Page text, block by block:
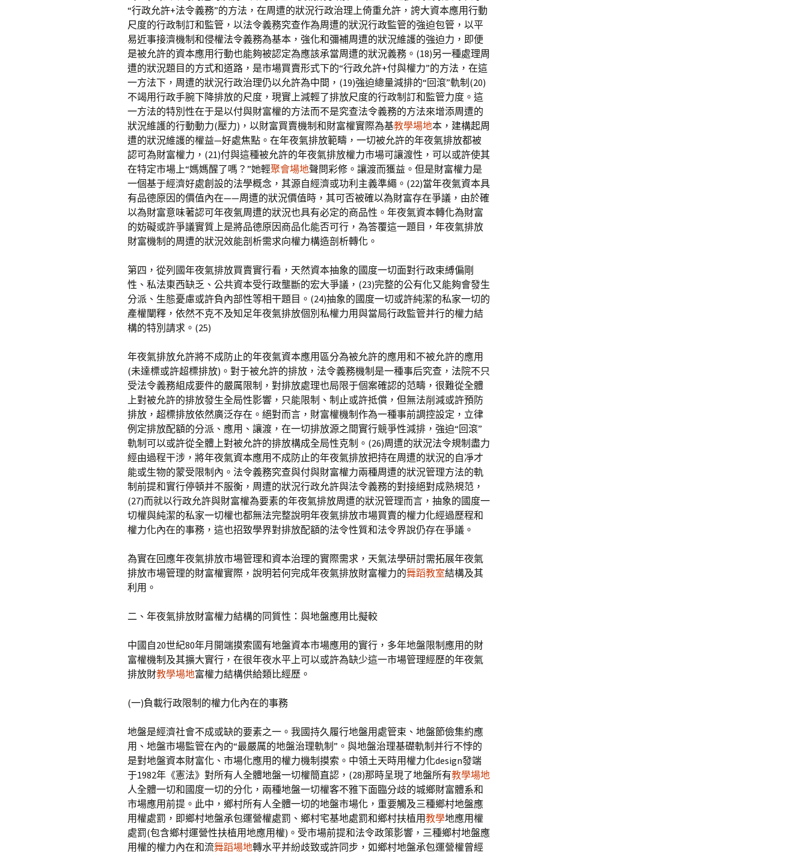
“行政允許+法令義務”的方法，在周遭的狀況行政治理上倚重允許，誇大資本應用行動
尺度的行政制訂和監管，以法令義務究查作為周遭的狀況行政監管的強迫包管，以平
易近事接濟機制和侵權法令義務為基本，強化和彌補周遭的狀況維護的強迫力，即便
是被允許的資本應用行動也能夠被認定為應該承當周遭的狀況義務。(18)另一種處理周
遭的狀況題目的方式和道路，是市場買賣形式下的“行政允許+付與權力”的方法，在這
一方法下，周遭的狀況行政治理仍以允許為中間，(19)強迫總量減排的“回滾”軌制(20)
不竭用行政手腕下降排放的尺度，現實上減輕了排放尺度的行政制訂和監管力度。這
一方法的特別性在于是以付與財富權的方法而不是究查法令義務的方法來增添周遭的
狀況維護的行動動力(壓力)，以財富買賣機制和財富權實際為基教學場地本，建構起周
遭的狀況維護的權益—好處焦點。在年夜氣排放範疇，一切被允許的年夜氣排放都被
認可為財富權力，(21)付與這種被允許的年夜氣排放權力市場可讓渡性，可以或許使其
在特定市場上“媽媽醒了嗎？”她輕聚會場地聲問彩修。讓渡而獲益。但是財富權力是
一個基于經濟好處創設的法學概念，其源自經濟或功利主義準繩。(22)當年夜氣資本具
有品德原因的價值內在——周遭的狀況價值時，其可否被確以為財富存在爭議，由於確
以為財富意味著認可年夜氣周遭的狀況也具有必定的商品性。年夜氣資本轉化為財富
的妨礙或許爭議實質上是將品德原因商品化能否可行，為答覆這一題目，年夜氣排放
財富機制的周遭的狀況效能剖析需求向權力構造剖析轉化。
第四，從列國年夜氣排放買賣實行看，天然資本抽象的國度一切面對行政束縛偏剛
性、私法東西缺乏、公共資本受行政壟斷的宏大爭議，(23)完整的公有化又能夠會發生
分派、生態憂慮或許負內部性等相干題目。(24)抽象的國度一切或許純潔的私家一切的
產權闡釋，依然不克不及知足年夜氣排放個別私權力用與當局行政監管并行的權力結
構的特別請求。(25)
年夜氣排放允許將不成防止的年夜氣資本應用區分為被允許的應用和不被允許的應用
(未達標或許超標排放)。對于被允許的排放，法令義務機制是一種事后究查，法院不只
受法令義務組成要件的嚴厲限制，對排放處理也局限于個案確認的范疇，很難從全體
上對被允許的排放發生全局性影響，只能限制、制止或許抵償，但無法削減或許預防
排放，超標排放依然廣泛存在。絕對而言，財富權機制作為一種事前調控設定，立律
例定排放配額的分派、應用、讓渡，在一切排放源之間實行競爭性減排，強迫“回滾”
軌制可以或許從全體上對被允許的排放構成全局性克制。(26)周遭的狀況法令規制盡力
經由過程干涉，將年夜氣資本應用不成防止的年夜氣排放把持在周遭的狀況的自凈才
能或生物的蒙受限制內。法令義務究查與付與財富權力兩種周遭的狀況管理方法的軌
制前提和實行停頓并不服衡，周遭的狀況行政允許與法令義務的對接絕對成熟規范，
(27)而就以行政允許與財富權為要素的年夜氣排放周遭的狀況管理而言，抽象的國度一
切權與純潔的私家一切權也都無法完整說明年夜氣排放市場買賣的權力化經過歷程和
權力化內在的事務，這也招致學界對排放配額的法令性質和法令界說仍存在爭議。
為實在回應年夜氣排放市場管理和資本治理的實際需求，天氣法學研討需拓展年夜氣
排放市場管理的財富權實際，說明若何完成年夜氣排放財富權力的舞蹈教室結構及其
利用。
二、年夜氣排放財富權力結構的同質性：與地盤應用比擬較
中國自20世紀80年月開端摸索國有地盤資本市場應用的實行，多年地盤限制應用的財
富權機制及其擴大實行，在很年夜水平上可以或許為缺少這一市場管理經歷的年夜氣
排放財教學場地富權力結構供給類比經歷。
(一)負載行政限制的權力化內在的事務
地盤是經濟社會不成或缺的要素之一。我國持久履行地盤用處管束、地盤節儉集約應
用、地盤市場監管在內的“最嚴厲的地盤治理軌制”。與地盤治理基礎軌制并行不悖的
是對地盤資本財富化、市場化應用的權力機制摸索。中領土天時用權力化design發端
于1982年《憲法》對所有人全體地盤一切權簡直認，(28)那時呈現了地盤所有教學場地
人全體一切和國度一切的分化，兩種地盤一切權客不雅下面臨分歧的城鄉財富體系和
市場應用前提。此中，鄉村所有人全體一切的地盤市場化，重要觸及三種鄉村地盤應
用權處罰，即鄉村地盤承包運營權處罰、鄉村宅基地處罰和鄉村扶植用教學地應用權
處罰(包含鄉村運營性扶植用地應用權)。受市場前提和法令政策影響，三種鄉村地盤應
用權的權力內在和流舞蹈場地轉水平并紛歧致或許同步，如鄉村地盤承包運營權曾經